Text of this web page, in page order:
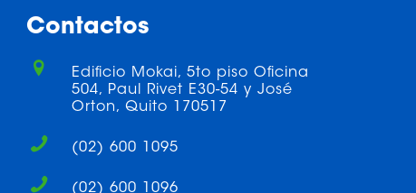
Contactos
Edificio Mokai, 5to piso Oficina
504, Paul Rivet E30-54 y José
Orton, Quito 170517
(02) 600 1095
(02) 600 1096